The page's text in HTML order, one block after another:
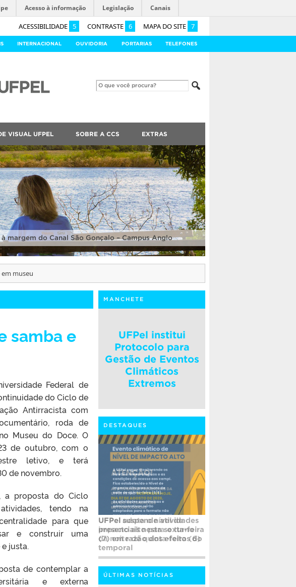
ACESSIBILIDADE 5 CONTRASTE 6 MAPA DO SITE 7
Acesso à informação Legislação Canais
INTERNACIONAL OUVIDORIA PORTARIAS TELEFONES
VISUAL UFPEL SOBRE A CCS EXTRAS
margem do Canal São Gonçalo – Campus Anglo
museu
samba e
Federal de
do Ciclo de
Antirracista com
roda de
Museu do Doce. O
de outubro, com o
letivo, e terá
de novembro.
a proposta do Ciclo
tendo na
para que
e construir uma
justa.
de contemplar a
e externa
MANCHETE
UFPel institui
Protocolo para
Gestão de Eventos
Climáticos
Extremos
DESTAQUES
UFPel adota o nível de
impacto alto para o turno
da noite de quinta-feira (6)
ÚLTIMAS NOTÍCIAS